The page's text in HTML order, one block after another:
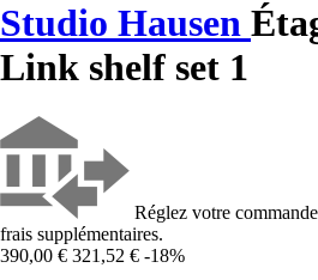
Studio Hausen
Link shelf set 1
Réglez votre
frais supplémentaires.
390,00 € 321,52 € -18%